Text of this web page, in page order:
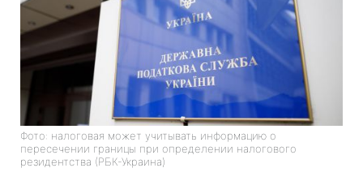
Фото: налоговая может учитывать информацию о
пересечении границы при определении налогового
резидентства (РБК-Украина)